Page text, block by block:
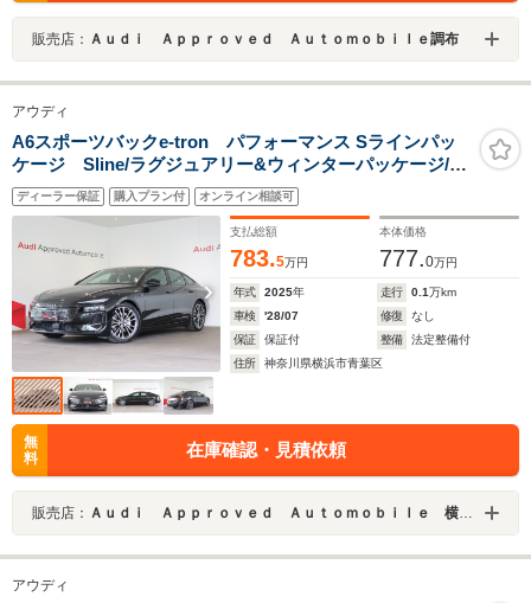
販売店： Ａｕｄｉ Ａｐｐｒｏｖｅｄ Ａｕｔｏｍｏｂｉｌｅ調布
アウディ
A6スポーツバックe-tron パフォーマンス Sラインパッ
ケージ Sline/ラグジュアリー&ウィンターパッケージ/助
手席ディスプレイ/ダークAudiリングス/フラットトップ&
ボトムステアリング/AudiSport20インチアルミ/マトリク
ディーラー保証 購入プラン付 オンライン相談可
支払総額
783.5万円
本体価格
777.0万円
年式 2025年 走行 0.1万km
車検
'28/07 修復
なし
保証
保証付 整備
法定整備付
住所
神奈川県横浜市青葉区
無
料
在庫確認・見積依頼
販売店： Ａｕｄｉ Ａｐｐｒｏｖｅｄ Ａｕｔｏｍｏｂｉｌｅ 横浜青葉
アウディ